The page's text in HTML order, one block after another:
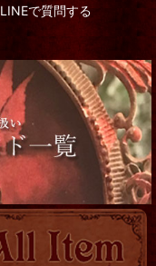
LINEで質問する